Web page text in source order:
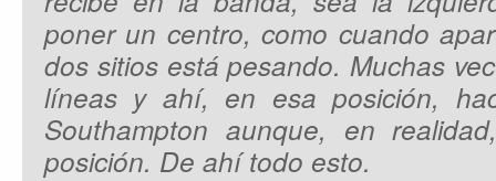
poner un centro, como cuando
dos sitios está pesando. Muchas
líneas y ahí, en esa posición,
Southampton aunque, en
posición. De ahí todo esto.